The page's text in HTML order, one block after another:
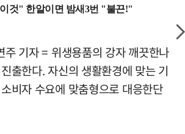
주 기자 = 위생용품의 강자 깨끗한나
출한다. 자신의 생활환경에 맞는 기
비자 수요에 맞춤형으로 대응한단